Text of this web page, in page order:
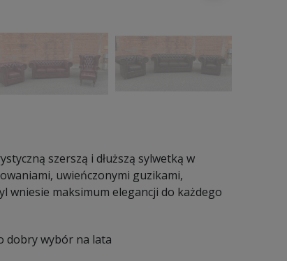
szerszą i dłuższą sylwetką w
uwieńczonymi guzikami,
wniesie maksimum elegancji do każdego
dobry wybór na lata